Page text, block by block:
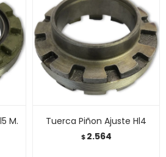
M.
Tuerca Piñon Ajuste Hl4
$ 2.564